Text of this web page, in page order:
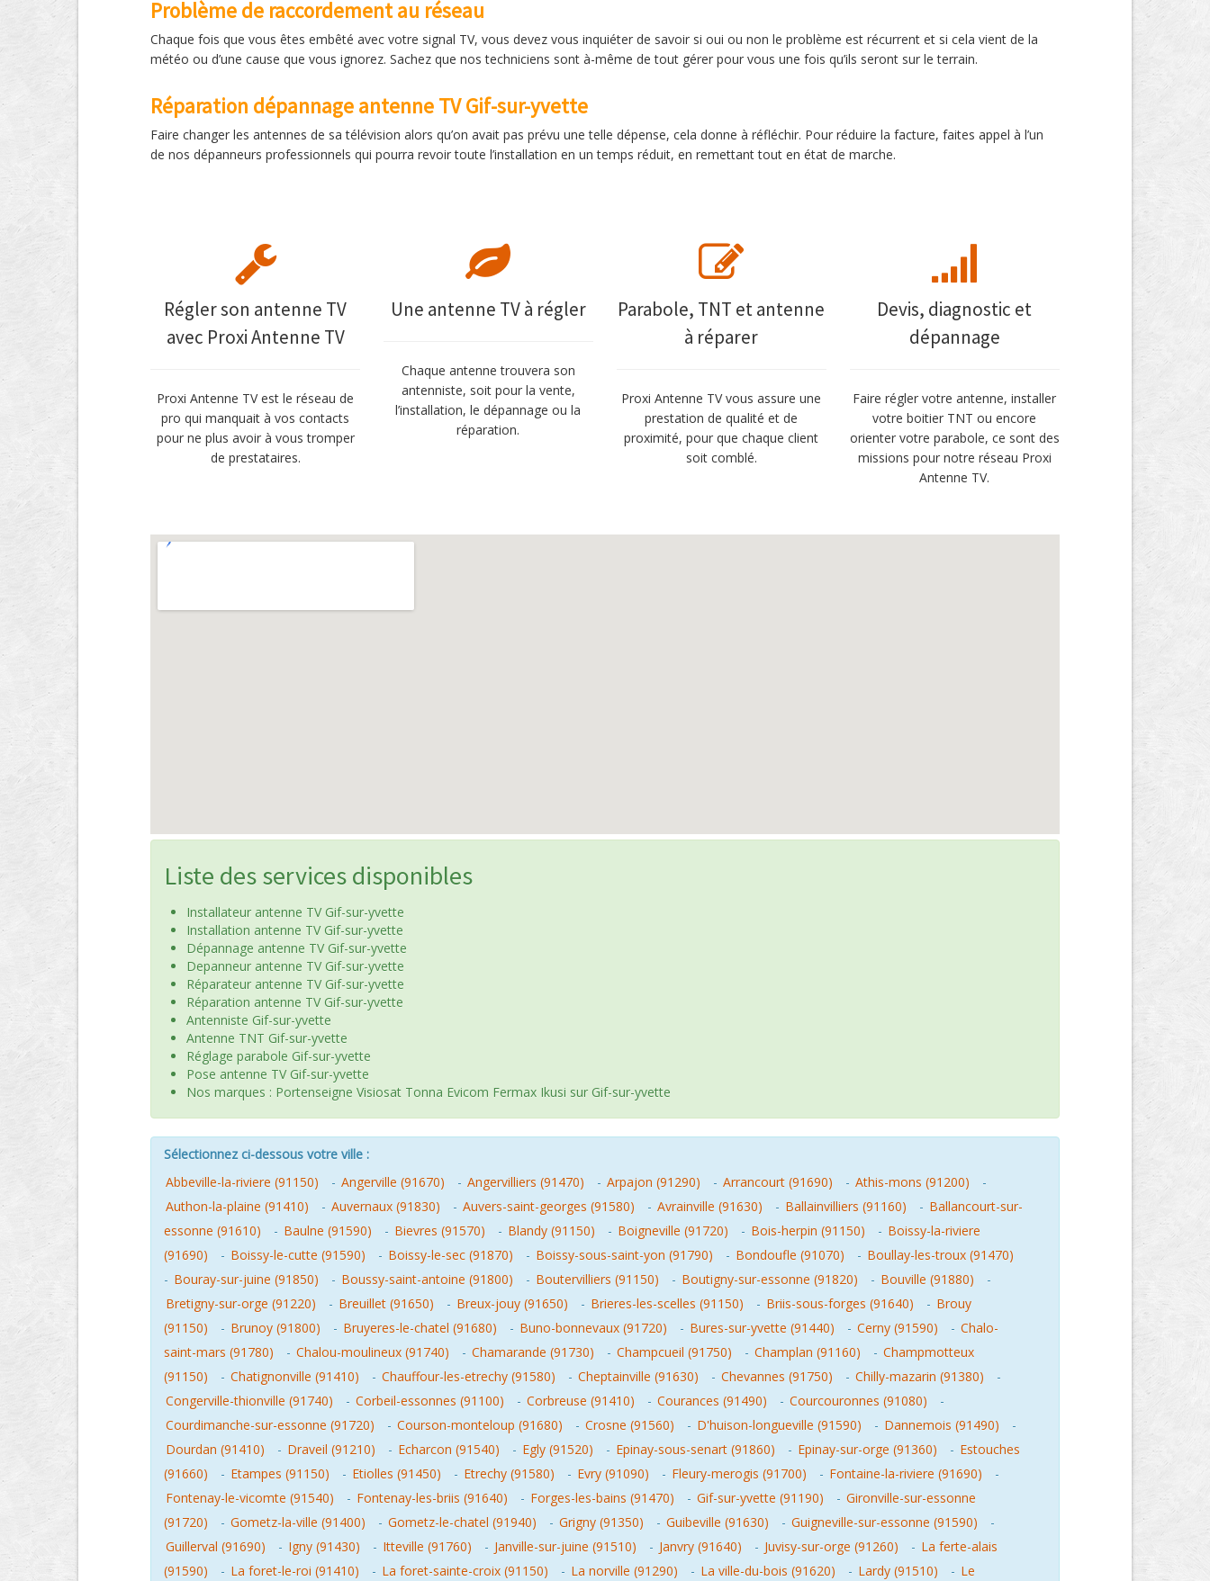
Problème de raccordement au réseau
Chaque fois que vous êtes embêté avec votre signal TV, vous devez vous inquiéter de savoir si oui ou non le problème est récurrent et si cela vient de la
météo ou d’une cause que vous ignorez. Sachez que nos techniciens sont à-même de tout gérer pour vous une fois qu’ils seront sur le terrain.
Réparation dépannage antenne TV Gif-sur-yvette
Faire changer les antennes de sa télévision alors qu’on avait pas prévu une telle dépense, cela donne à réfléchir. Pour réduire la facture, faites appel à l’un
de nos dépanneurs professionnels qui pourra revoir toute l’installation en un temps réduit, en remettant tout en état de marche.
Régler son antenne TV
avec Proxi Antenne TV
Proxi Antenne TV est le réseau de
pro qui manquait à vos contacts
pour ne plus avoir à vous tromper
de prestataires.
Une antenne TV à régler
Chaque antenne trouvera son
antenniste, soit pour la vente,
l’installation, le dépannage ou la
réparation.
Parabole, TNT et antenne
à réparer
Proxi Antenne TV vous assure une
prestation de qualité et de
proximité, pour que chaque client
soit comblé.
Devis, diagnostic et
dépannage
Faire régler votre antenne, installer
votre boitier TNT ou encore
orienter votre parabole, ce sont des
missions pour notre réseau Proxi
Antenne TV.
Liste des services disponibles
Installateur antenne TV Gif-sur-yvette
Installation antenne TV Gif-sur-yvette
Dépannage antenne TV Gif-sur-yvette
Depanneur antenne TV Gif-sur-yvette
Réparateur antenne TV Gif-sur-yvette
Réparation antenne TV Gif-sur-yvette
Antenniste Gif-sur-yvette
Antenne TNT Gif-sur-yvette
Réglage parabole Gif-sur-yvette
Pose antenne TV Gif-sur-yvette
Nos marques : Portenseigne Visiosat Tonna Evicom Fermax Ikusi sur Gif-sur-yvette
Sélectionnez ci-dessous votre ville :
Abbeville-la-riviere (91150)
- Angerville (91670) - Angervilliers (91470) - Arpajon (91290) - Arrancourt (91690) - Athis-mons (91200)
-
Authon-la-plaine (91410)
- Auvernaux (91830) - Auvers-saint-georges (91580) - Avrainville (91630) - Ballainvilliers (91160) - Ballancourt-sur-
essonne (91610)
- Baulne (91590) - Bievres (91570) - Blandy (91150) - Boigneville (91720) - Bois-herpin (91150) - Boissy-la-riviere
(91690)
- Boissy-le-cutte (91590) - Boissy-le-sec (91870) - Boissy-sous-saint-yon (91790) - Bondoufle (91070) - Boullay-les-troux (91470)
- Bouray-sur-juine (91850) - Boussy-saint-antoine (91800) - Boutervilliers (91150) - Boutigny-sur-essonne (91820) - Bouville (91880)
-
Bretigny-sur-orge (91220)
- Breuillet (91650) - Breux-jouy (91650) - Brieres-les-scelles (91150) - Briis-sous-forges (91640) - Brouy
(91150)
- Brunoy (91800) - Bruyeres-le-chatel (91680) - Buno-bonnevaux (91720) - Bures-sur-yvette (91440) - Cerny (91590) - Chalo-
saint-mars (91780)
- Chalou-moulineux (91740) - Chamarande (91730) - Champcueil (91750) - Champlan (91160) - Champmotteux
(91150)
- Chatignonville (91410) - Chauffour-les-etrechy (91580) - Cheptainville (91630) - Chevannes (91750) - Chilly-mazarin (91380)
-
Congerville-thionville (91740)
- Corbeil-essonnes (91100) - Corbreuse (91410) - Courances (91490) - Courcouronnes (91080)
-
Courdimanche-sur-essonne (91720)
- Courson-monteloup (91680) - Crosne (91560) - D'huison-longueville (91590) - Dannemois (91490)
-
Dourdan (91410)
- Draveil (91210) - Echarcon (91540) - Egly (91520) - Epinay-sous-senart (91860) - Epinay-sur-orge (91360) - Estouches
(91660)
- Etampes (91150) - Etiolles (91450) - Etrechy (91580) - Evry (91090) - Fleury-merogis (91700) - Fontaine-la-riviere (91690)
-
Fontenay-le-vicomte (91540)
- Fontenay-les-briis (91640) - Forges-les-bains (91470) - Gif-sur-yvette (91190) - Gironville-sur-essonne
(91720)
- Gometz-la-ville (91400) - Gometz-le-chatel (91940) - Grigny (91350) - Guibeville (91630) - Guigneville-sur-essonne (91590)
-
Guillerval (91690)
- Igny (91430) - Itteville (91760) - Janville-sur-juine (91510) - Janvry (91640) - Juvisy-sur-orge (91260) - La ferte-alais
(91590)
- La foret-le-roi (91410) - La foret-sainte-croix (91150) - La norville (91290) - La ville-du-bois (91620) - Lardy (91510) - Le